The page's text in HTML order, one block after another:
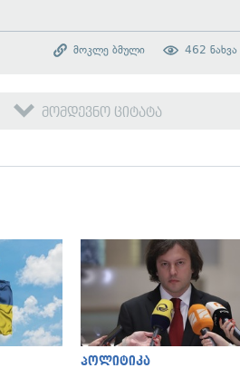
462 ნახვა
მოკლე ბმული
მომდევნო ციტატა
პოლიტიკა